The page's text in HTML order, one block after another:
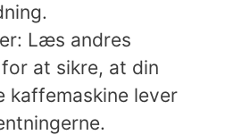
Læs andres
at sikre, at din
kaffemaskine lever